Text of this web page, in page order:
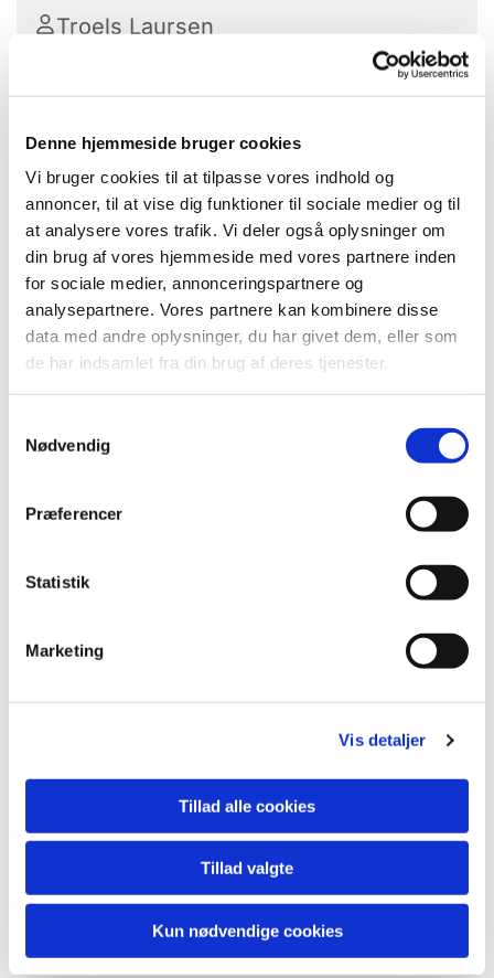
Denne hjemmeside bruger cookies
Vi bruger cookies til at tilpasse vores indhold og
annoncer, til at vise dig funktioner til sociale medier og til
at analysere vores trafik. Vi deler også oplysninger om
din brug af vores hjemmeside med vores partnere inden
for sociale medier, annonceringspartnere og
analysepartnere. Vores partnere kan kombinere disse
data med andre oplysninger, du har givet dem, eller som
de har indsamlet fra din brug af deres tjenester.
Nødvendig
Præferencer
Statistik
Marketing
Vis detaljer
Tillad alle cookies
Tillad valgte
Kun nødvendige cookies
Troels Laursen
Du vil måske også kunne